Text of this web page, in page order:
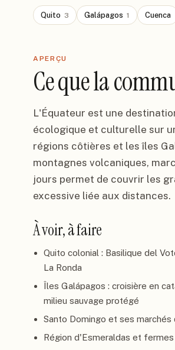
Quito 3 Galápagos 1 Cuenca
APERÇU
Ce que la
L'Équateur est une
écologique et culturelle sur
régions côtières et les îles
montagnes volcaniques,
jours permet de couvrir les
excessive liée aux distances.
À voir, à faire
Quito colonial : Basilique del
La Ronda
Îles Galápagos : croisière en
milieu sauvage protégé
Santo Domingo et ses
Région d'Esmeraldas et